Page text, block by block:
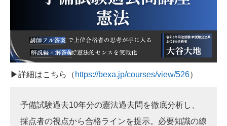
▶詳細はこちら（ https://bexa.jp/courses/view/526）
予備試験過去10年分の憲法過去問を徹底分析し、
採点者の視点から合格ラインを提示。必要知識の線